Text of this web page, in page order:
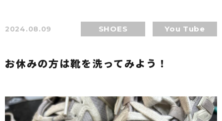
2024.08.09 SHOES You Tube
お休みの方は靴を洗ってみよう！